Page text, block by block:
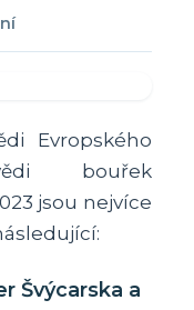
Evropského
bouřek
jsou nejvíce
Švýcarska a